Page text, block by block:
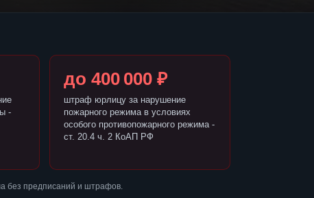
-
до 400 000 ₽
штраф юрлицу за нарушение
пожарного режима в условиях
особого противопожарного режима -
ст. 20.4 ч. 2 КоАП РФ
без предписаний и штрафов.